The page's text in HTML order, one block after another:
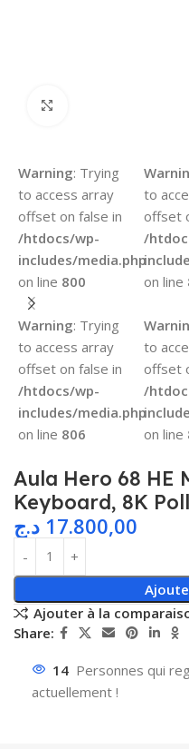
Warning: Trying
to access array
offset on false in
/htdocs/wp-
includes/media.php
on line 800
Warning: Trying
to access array
offset on false in
/htdocs/wp-
includes/media.php
on line 806
to
offset
/
on line
to
offset
/
on line
Aula Hero 68 HE
Keyboard, 8K
17.800,00 د.ج
Ajouter à la
Share:
14 Personnes qui
actuellement !